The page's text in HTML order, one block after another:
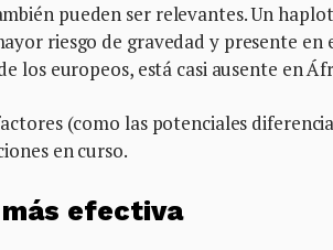
pueden ser relevantes. Un
riesgo de gravedad y presente
los europeos, está casi ausente en
(como las potenciales
en curso.
efectiva